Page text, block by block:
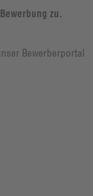
zu.
Bewerberportal